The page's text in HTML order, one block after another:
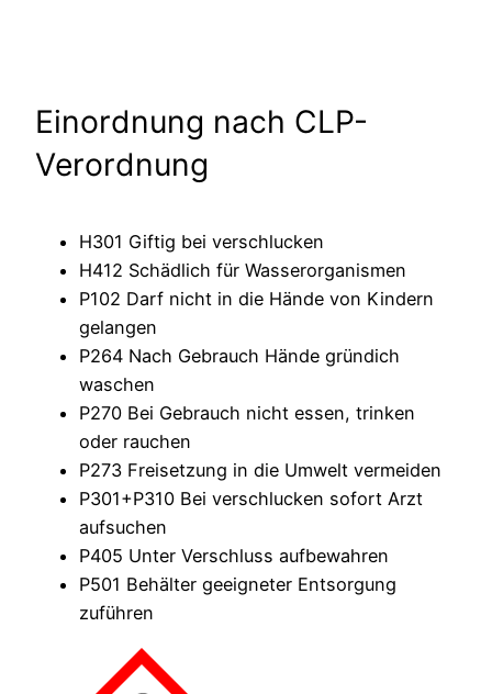
Einordnung nach CLP-
Verordnung
H301 Giftig bei verschlucken
H412 Schädlich für Wasserorganismen
P102 Darf nicht in die Hände von Kindern
gelangen
P264 Nach Gebrauch Hände gründich
waschen
P270 Bei Gebrauch nicht essen, trinken
oder rauchen
P273 Freisetzung in die Umwelt vermeiden
P301+P310 Bei verschlucken sofort Arzt
aufsuchen
P405 Unter Verschluss aufbewahren
P501 Behälter geeigneter Entsorgung
zuführen